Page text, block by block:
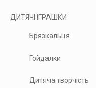
ДИТЯЧІ ІГРАШКИ
Брязкальця
Гойдалки
Дитяча творчість